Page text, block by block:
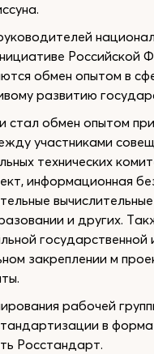
обмен опытом в
развитию
стал обмен опытом
участниками
технических
информационная
и других.
закреплении м
рабочей
в
Росстандарт.